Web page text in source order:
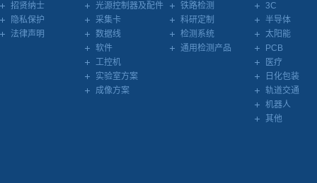
招贤纳士
隐私保护
法律声明
光源控制器及配件
采集卡
数据线
软件
工控机
实验室方案
成像方案
铁路检测
科研定制
检测系统
通用检测产品
3C
半导体
太阳能
PCB
医疗
日化包装
轨道交通
机器人
其他